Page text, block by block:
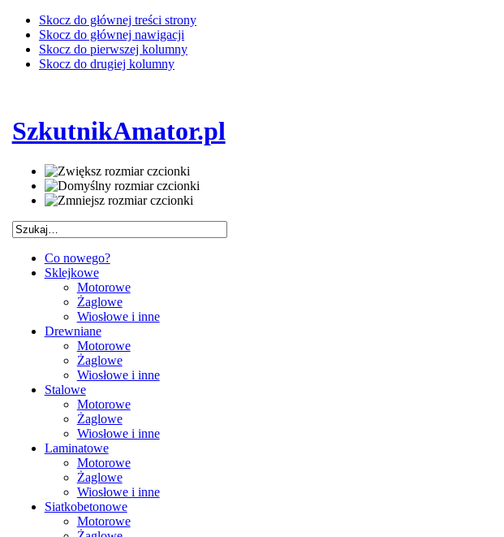
Skocz do głównej treści strony
Skocz do głównej nawigacji
Skocz do pierwszej kolumny
Skocz do drugiej kolumny
SzkutnikAmator.pl
Co nowego?
Sklejkowe
Motorowe
Żaglowe
Wiosłowe i inne
Drewniane
Motorowe
Żaglowe
Wiosłowe i inne
Stalowe
Motorowe
Żaglowe
Wiosłowe i inne
Laminatowe
Motorowe
Żaglowe
Wiosłowe i inne
Siatkobetonowe
Motorowe